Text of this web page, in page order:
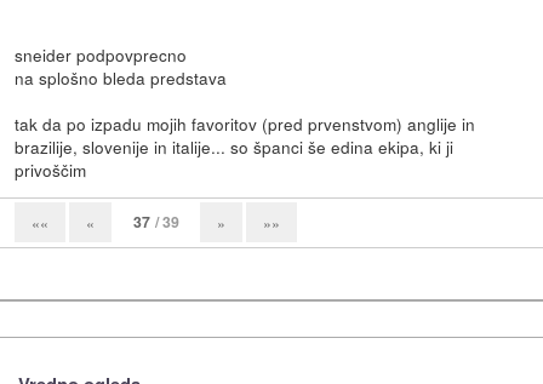
sneider podpovprecno
na splošno bleda predstava
tak da po izpadu mojih favoritov (pred prvenstvom) anglije in
brazilije, slovenije in italije... so španci še edina ekipa, ki ji
privoščim
«« « 37 / 39 » »»